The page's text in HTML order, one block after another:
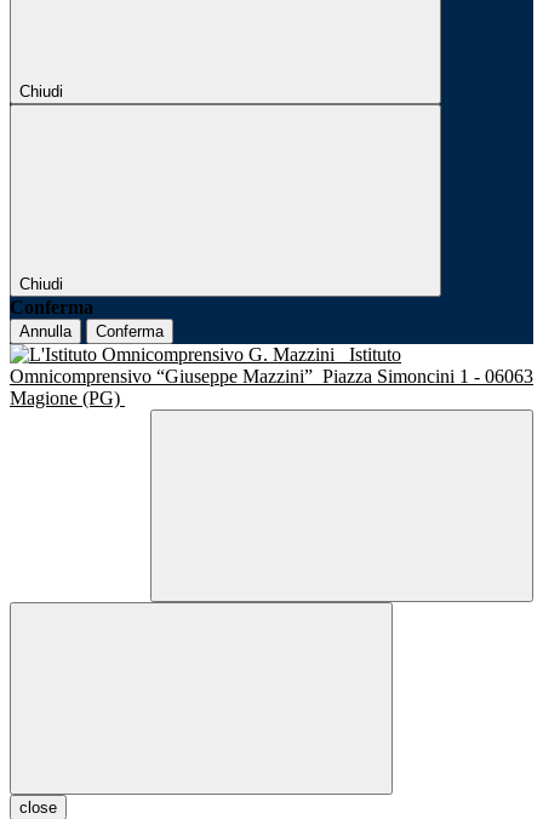
Chiudi
Chiudi
Conferma
Annulla Conferma
Istituto
Omnicomprensivo “Giuseppe Mazzini” Piazza Simoncini 1 - 06063
Magione (PG)
close